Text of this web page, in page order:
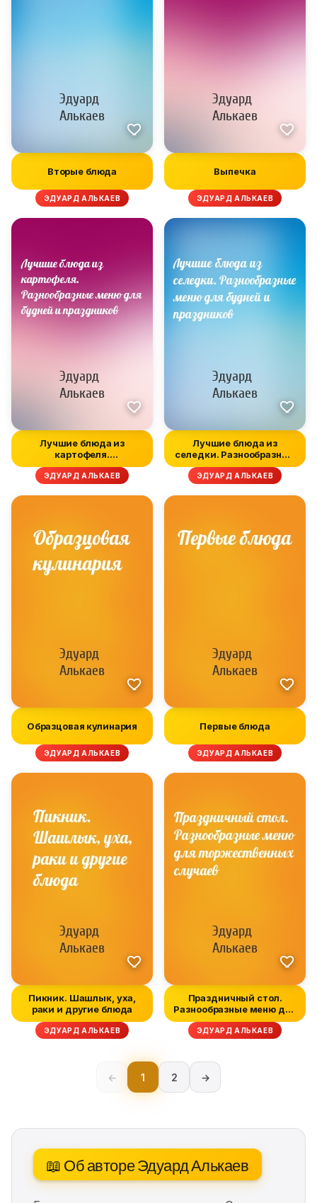
Вторые блюда
ЭДУАРД АЛЬКАЕВ
Выпечка
ЭДУАРД АЛЬКАЕВ
Лучшие блюда из
картофеля.
Разнообразные меню
для...
ЭДУАРД АЛЬКАЕВ
Лучшие блюда из
селедки. Разнообразные
меню для бу...
ЭДУАРД АЛЬКАЕВ
Образцовая кулинария
ЭДУАРД АЛЬКАЕВ
Первые блюда
ЭДУАРД АЛЬКАЕВ
Пикник. Шашлык, уха,
раки и другие блюда
ЭДУАРД АЛЬКАЕВ
Праздничный стол.
Разнообразные меню для
торжестве...
ЭДУАРД АЛЬКАЕВ
← 1 2 →
📖 Об авторе Эдуард Алькаев